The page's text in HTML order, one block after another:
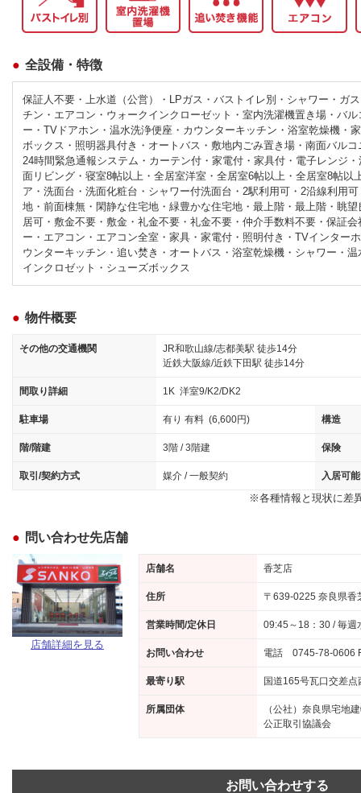
全設備・特徴
保証人不要・上水道（公営）・LPガス・バストイレ別・シャワー・ガ
チン・エアコン・ウォークインクローゼット・室内洗濯機置き場・バ
ー・TVドアホン・温水洗浄便座・カウンターキッチン・浴室乾燥機・
ボックス・照明器具付き・オートバス・敷地内ごみ置き場・南面バル
24時間緊急通報システム・カーテン付・家電付・家具付・電子レンジ
面リビング・寝室8帖以上・全居室洋室・全居室6帖以上・全居室8帖以
ア・洗面台・洗面化粧台・シャワー付洗面台・2駅利用可・2沿線利用
地・前面棟無・閑静な住宅地・緑豊かな住宅地・最上階・最上階・眺
居可・敷金不要・敷金・礼金不要・礼金不要・仲介手数料不要・保証
ー・エアコン・エアコン全室・家具・家電付・照明付き・TVインター
ウンターキッチン・追い焚き・オートバス・浴室乾燥機・シャワー・
インクロゼット・シューズボックス
物件概要
その他の交通機関
JR和歌山線/志都美駅 徒歩14分
近鉄大阪線/近鉄下田駅 徒歩14分
間取り詳細 1K 洋室9/K2/DK2
駐車場 有り 有料 (6,600円) 構造
階/階建 3階 / 3階建 保険
取引/契約方式 媒介 / 一般契約 入居可
※各種情報と現状に差
問い合わせ先店舗
店舗詳細を見る
店舗名 香芝店
住所 〒639-0225 奈良県
営業時間/定休日 09:45～18：30 / 毎
お問い合わせ 電話 0745-78-0606
最寄り駅 国道165号瓦口交差点
所属団体
（公社）奈良県宅地
公正取引協議会
お問い合わせする